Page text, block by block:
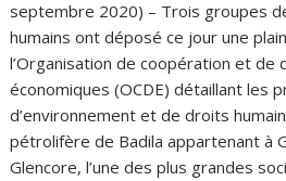
septembre 2020) – Trois groupes
humains ont déposé ce jour une
l’Organisation de coopération et de
économiques (OCDE) détaillant les
d’environnement et de droits
pétrolifère de Badila appartenant à
Glencore, l’une des plus grandes